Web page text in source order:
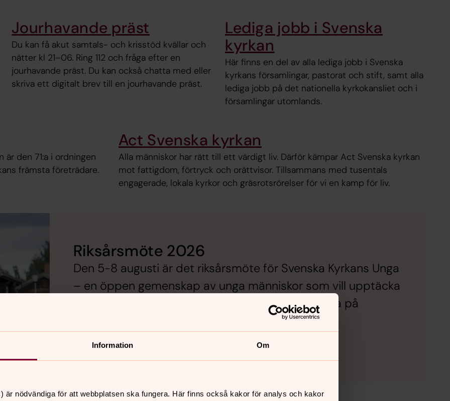
Information Om
är nödvändiga för att webbplatsen ska fungera. Här finns också kakor för analys och kakor
Jourhavande präst
Du kan få akut samtals- och krisstöd kvällar och
nätter kl 21–06. Ring 112 och fråga efter en
jourhavande präst. Du kan också chatta med eller
skriva ett digitalt brev till en jourhavande präst.
Lediga jobb i Svenska
kyrkan
Här finns en del av alla lediga jobb i Svenska
kyrkans församlingar, pastorat och stift, samt alla
lediga jobb på det nationella kyrkokansliet och i
församlingar utomlands.
är den 71:a i ordningen
främsta företrädare.
Act Svenska kyrkan
Alla människor har rätt till ett värdigt liv. Därför kämpar Act Svenska kyrkan
mot fattigdom, förtryck och orättvisor. Tillsammans med tusentals
engagerade, lokala kyrkor och gräsrotsrörelser för vi en kamp för liv.
Riksårsmöte 2026
Den 5-8 augusti är det riksårsmöte för Svenska Kyrkans Unga
– en öppen gemenskap av unga människor som vill upptäcka
och dela kristen tro. Följ mötet och diskussionerna på
Se riksårsmötet live